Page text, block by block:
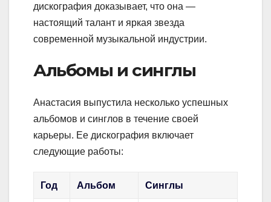
дискография доказывает, что она —
настоящий талант и яркая звезда
современной музыкальной индустрии.
Альбомы и синглы
Анастасия выпустила несколько успешных
альбомов и синглов в течение своей
карьеры. Ее дискография включает
следующие работы:
Год Альбом Синглы